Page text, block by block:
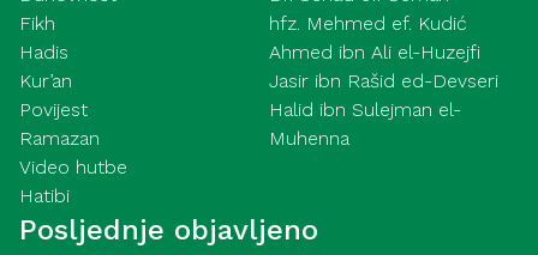
Fikh
Hadis
Kur’an
Povijest
Ramazan
Video hutbe
Hatibi
hfz. Mehmed ef. Kudić
Ahmed ibn Ali el-Huzejfi
Jasir ibn Rašid ed-Devseri
Halid ibn Sulejman el-
Muhenna
Posljednje objavljeno